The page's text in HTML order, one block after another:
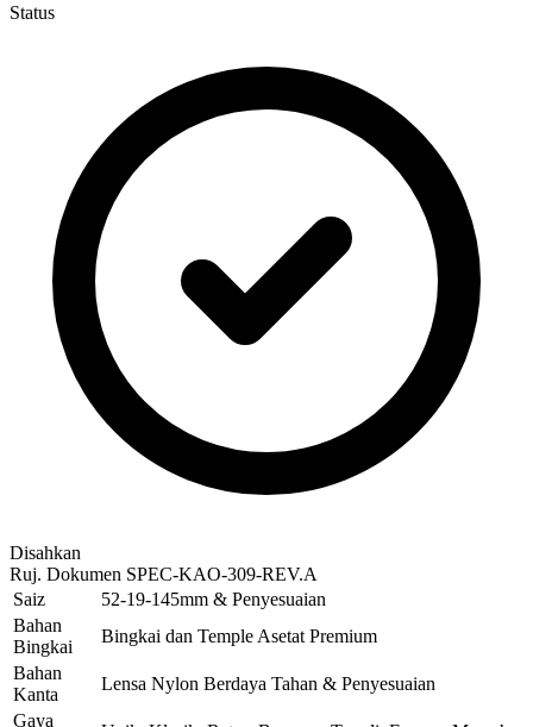
Status
Disahkan
Ruj. Dokumen SPEC-KAO-309-REV.A
Saiz
52-19-145mm & Penyesuaian
Bahan
Bingkai
Bingkai dan Temple Asetat Premium
Bahan
Kanta
Lensa Nylon Berdaya Tahan & Penyesuaian
Gaya